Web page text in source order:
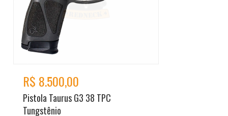
R$ 8.500,00
Pistola Taurus G3 38 TPC
Tungstênio